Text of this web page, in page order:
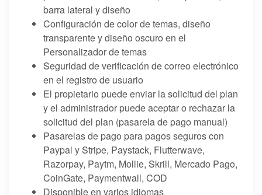
barra lateral y diseño
Configuración de color de temas, diseño
transparente y diseño oscuro en el
Personalizador de temas
Seguridad de verificación de correo electrónico
en el registro de usuario
El propietario puede enviar la solicitud del plan
y el administrador puede aceptar o rechazar la
solicitud del plan (pasarela de pago manual)
Pasarelas de pago para pagos seguros con
Paypal y Stripe, Paystack, Flutterwave,
Razorpay, Paytm, Mollie, Skrill, Mercado Pago,
CoinGate, Paymentwall, COD
Disponible en varios idiomas